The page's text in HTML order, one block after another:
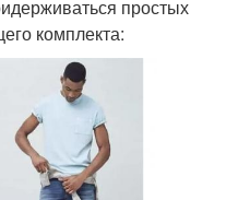
простых
комплекта: